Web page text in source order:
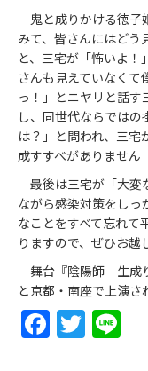
鬼と成りかける徳子
みて、皆さんにはど
と、三宅が「怖いよ
さんも見えていなくて
っ！」とニヤリと話
し、同世代ならでは
は？」と問われ、三宅
成すすべがありません
最後は三宅が「大変
ながら感染対策をしっ
なことをすべて忘れて
りますので、ぜひお越
舞台『陰陽師 生成
と京都・南座で上演さ